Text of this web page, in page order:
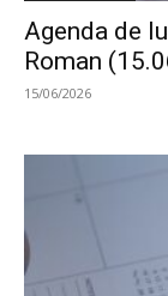
Agenda de
Roman
15/06/2026